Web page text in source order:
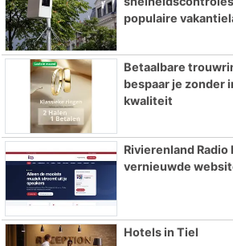
populaire
Betaalbare
bespaar je zonder
kwaliteit
Rivierenland
vernieuwde
Hotels in Tiel